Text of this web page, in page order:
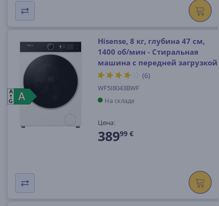
A
A
A
G
Hisense, 8 кг, глубина 47 см,
1400 об/мин - Стиральная
машина с передней загрузкой
(6)
WF5I8043BWF
На складе
Цена:
38999 €